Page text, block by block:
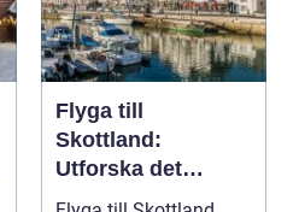
Flyga till
Skottland:
Utforska det
majestätiska